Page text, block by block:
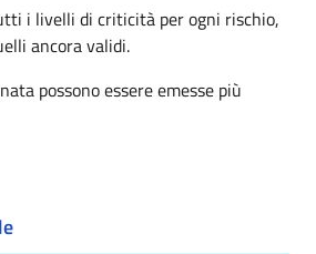
i livelli di criticità per ogni rischio,
ancora validi.
possono essere emesse più